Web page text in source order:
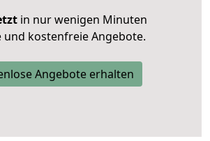
in nur wenigen Minuten
kostenfreie Angebote.
Angebote erhalten